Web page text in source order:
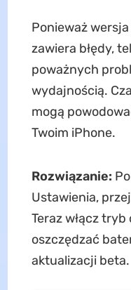
Ponieważ
zawiera błędy,
poważnych
wydajnością.
mogą
Twoim iPhone.
Rozwiązanie:
Ustawienia,
Teraz włącz
oszczędzać
aktualizacji beta.